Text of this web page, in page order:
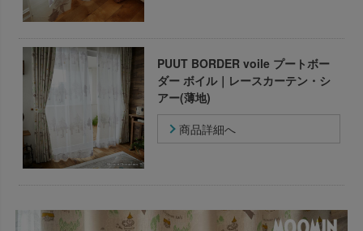
PUUT BORDER voile プートボー
ダー ボイル｜レースカーテン・シ
アー(薄地)
商品詳細へ